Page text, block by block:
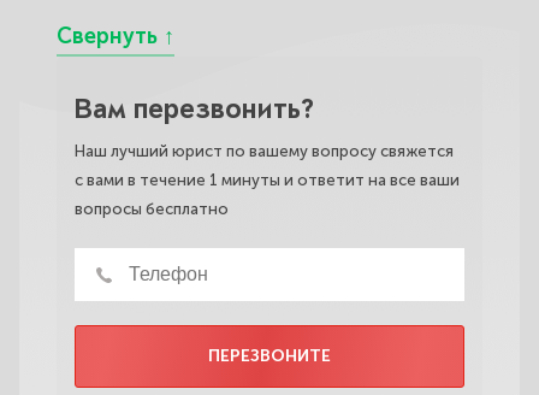
Вам перезвонить?
Наш лучший юрист по вашему вопросу свяжется
с вами в течение 1 минуты и ответит на все ваши
вопросы бесплатно
ПЕРЕЗВОНИТЕ